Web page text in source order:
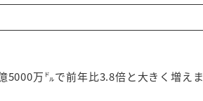
万㌦で前年比3.8倍と大きく増えま